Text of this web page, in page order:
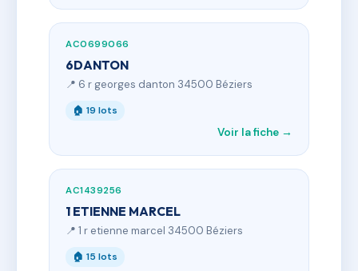
AC0699066
6DANTON
📍 6 r georges danton 34500 Béziers
🏠 19 lots
Voir la fiche →
AC1439256
1 ETIENNE MARCEL
📍 1 r etienne marcel 34500 Béziers
🏠 15 lots